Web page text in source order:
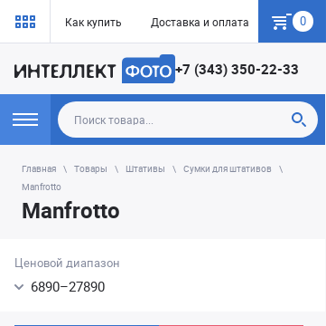
Как купить Доставка и оплата Гарантия
0
+7 (343) 350-22-33
Главная Товары Штативы
Сумки для штативов
Manfrotto
Manfrotto
Ценовой диапазон
6890–27890